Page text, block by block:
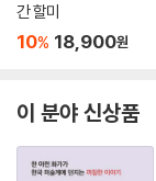
간 할미
10% 18,900원
이 분야 신상품